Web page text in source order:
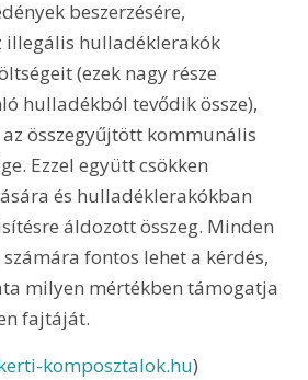
beszerzésére,
illegális hulladéklerakók
(ezek nagy része
hulladékból tevődik össze),
összegyűjtött kommunális
Ezzel együtt csökken
és hulladéklerakókban
áldozott összeg. Minden
fontos lehet a kérdés,
milyen mértékben támogatja
fajtáját.
komposztalok.hu)